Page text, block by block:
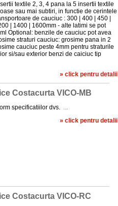
textile 2, 3, 4 pana la 5 insertii textile
sau mai subtiri, in functie de cerintele
de cauciuc : 300 | 400 | 450 |
| 1400 | 1600mm - alte latimi se pot
Optional: benzile de cauciuc pot avea
straturi cauciuc: grosime pana in 2
cauciuc peste 4mm pentru straturile
si/sau exterior benzi de caiciuc tip
» click pentru detalii
Costacurta VICO-MB
specificatiilor dvs.
» click pentru detalii
Costacurta VICO-RC